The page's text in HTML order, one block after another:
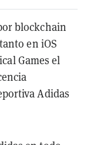
blockchain
en iOS
Games el
Adidas